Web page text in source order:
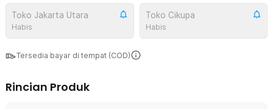
Toko Jakarta Utara
Habis
Toko Cikupa
Habis
Tersedia bayar di tempat (COD)
Rincian Produk